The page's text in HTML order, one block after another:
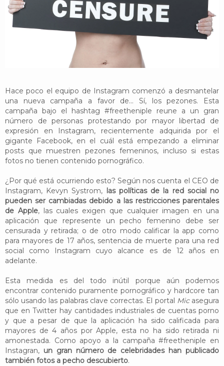
Hace poco el equipo de Instagram comenzó a desmantelar
una nueva campaña a favor de... Sí, los pezones. Esta
campaña bajo el hashtag #freetheniple reune a un gran
número de personas protestando por mayor libertad de
expresión en Instagram, recientemente adquirida por el
gigante Facebook, en el cuál está empezando a eliminar
posts que muestren pezones femeninos, incluso si estas
fotos no tienen contenido pornográfico.
¿Por qué está ocurriendo esto? Según nos cuenta el CEO de
Instagram, Kevyn Systrom,
las políticas de la red social no
pueden ser cambiadas debido a las restricciones parentales
de Apple, las cuales exigen que cualquier imagen en una
aplicación que represente un pecho femenino debe ser
censurada y retirada; o de otro modo calificar la app como
para mayores de 17 años, sentencia de muerte para una red
social como Instagram cuyo alcance es de 12 años en
adelante.
Esta medida es del todo inútil porque aún podemos
encontrar contenido puramente pornográfico y hardcore tan
sólo usando las palabras clave correctas. El portal Micasegura
que en Twitter hay cantidades industriales de cuentas porno
y que a pesar de que la aplicación ha sido calificada para
mayores de 4 años por Apple, esta no ha sido retirada ni
amonestada. Como apoyo a la campaña #freetheniple en
Instagran, un gran número de celebridades han publicado
también fotos a pecho descubierto.
YouTube